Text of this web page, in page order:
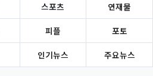
스포츠 연재물
피플 포토
인기뉴스 주요뉴스